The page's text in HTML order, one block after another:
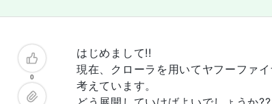
0
はじめまして!!
現在、クローラを用いてヤフーファ
考えています。